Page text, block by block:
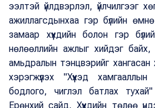
ээлтэй үйлдвэрлэл, үйлчилгээг
ажиллагсдынхаа гэр бүлийн өмнө
замаар хүүхдийн болон гэр
нөлөөллийн ажлыг хийдэг
амьдралын тэнцвэрийг хангасан
хэрэгжүүлэх "Хүүхэд
бодлого, чиглэл батлах
Ерөнхий сайд, Хүүхдийн төлөө